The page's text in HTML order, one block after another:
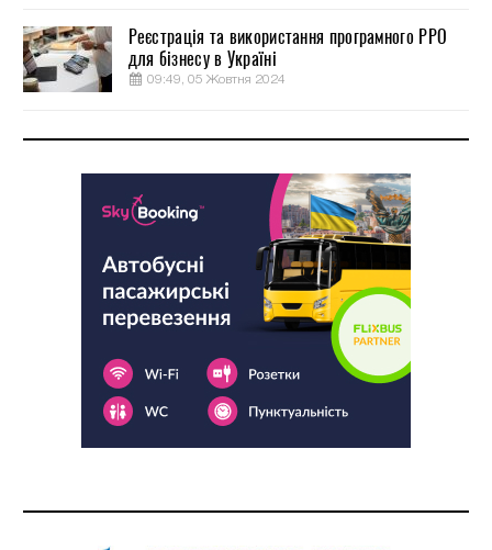
Реєстрація та використання програмного РРО
для бізнесу в Україні
09:49, 05 Жовтня 2024